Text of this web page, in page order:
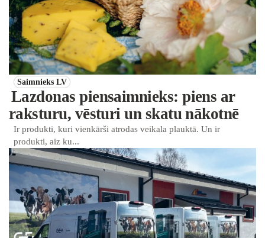
Saimnieks LV
Lazdonas piensaimnieks: piens ar
raksturu, vēsturi un skatu nākotnē
Ir produkti, kuri vienkārši atrodas veikala plauktā. Un ir
produkti, aiz ku...